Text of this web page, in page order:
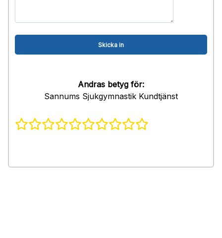
Andras betyg för:
Sannums Sjukgymnastik Kundtjänst